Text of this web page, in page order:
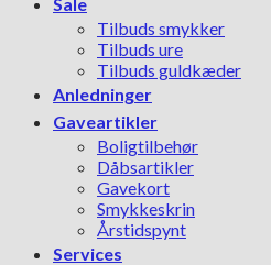
Tilbuds smykker
Tilbuds ure
Tilbuds guldkæder
Anledninger
Gaveartikler
Boligtilbehør
Dåbsartikler
Gavekort
Smykkeskrin
Årstidspynt
Services